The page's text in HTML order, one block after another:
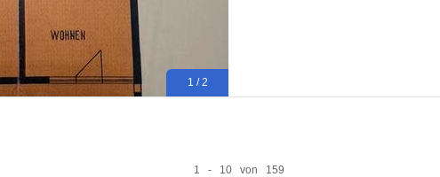
1 / 2
1 - 10 von 159